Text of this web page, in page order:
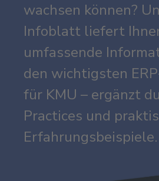
wachsen können?
Infoblatt liefert
umfassende
den wichtigsten
für KMU – ergänzt
Practices und
Erfahrungsbeispiele.